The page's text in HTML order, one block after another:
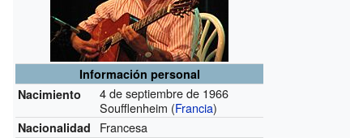
Información personal
Nacimiento
4 de septiembre de 1966
Soufflenheim (Francia)
Nacionalidad Francesa